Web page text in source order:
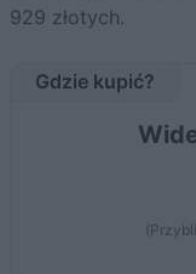
929 złotych.
Gdzie kupić?